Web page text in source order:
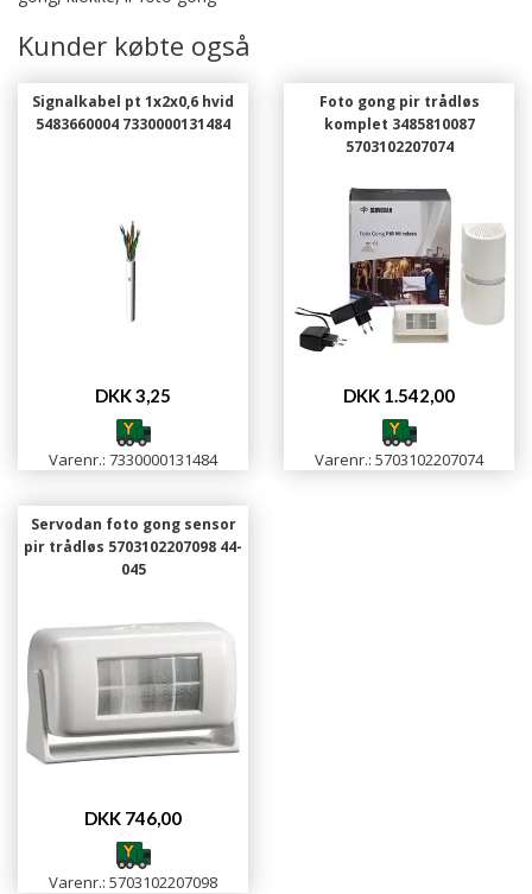
Kunder købte også
Signalkabel pt 1x2x0,6 hvid
5483660004 7330000131484
DKK 3,25
Varenr.: 7330000131484
Foto gong pir trådløs
komplet 3485810087
5703102207074
DKK 1.542,00
Varenr.: 5703102207074
Servodan foto gong sensor
pir trådløs 5703102207098 44-
045
DKK 746,00
Varenr.: 5703102207098